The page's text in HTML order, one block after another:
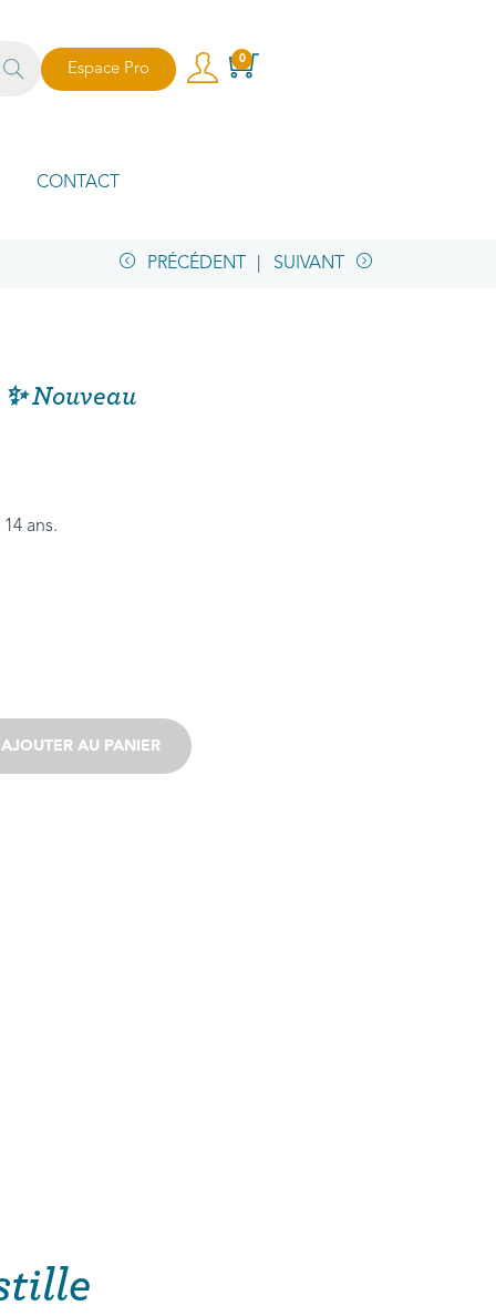
Espace Pro
0
CONTACT
PRÉCÉDENT SUIVANT
Nouveau
ans.
AJOUTER AU PANIER